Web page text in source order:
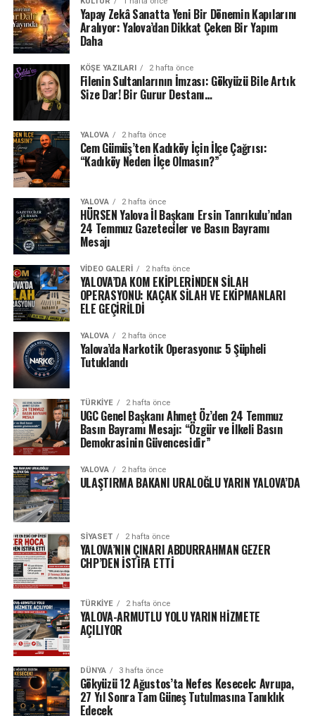
Yapay Zekâ Sanatta Yeni Bir Dönemin Kapılarını
Aralıyor: Yalova’dan Dikkat Çeken Bir Yapım
Daha
KÖŞE YAZILARI 2 hafta önce
Filenin Sultanlarının İmzası: Gökyüzü Bile Artık
Size Dar! Bir Gurur Destanı…
YALOVA 2 hafta önce
Cem Gümüş’ten Kadıköy İçin İlçe Çağrısı:
“Kadıköy Neden İlçe Olmasın?”
YALOVA 2 hafta önce
HÜRSEN Yalova İl Başkanı Ersin Tanrıkulu’ndan
24 Temmuz Gazeteciler ve Basın Bayramı
Mesajı
VIDEO GALERI 2 hafta önce
YALOVA’DA KOM EKİPLERİNDEN SİLAH
OPERASYONU: KAÇAK SİLAH VE EKİPMANLARI
ELE GEÇİRİLDİ
YALOVA 2 hafta önce
Yalova’da Narkotik Operasyonu: 5 Şüpheli
Tutuklandı
TÜRKIYE 2 hafta önce
UGC Genel Başkanı Ahmet Öz’den 24 Temmuz
Basın Bayramı Mesajı: “Özgür ve İlkeli Basın
Demokrasinin Güvencesidir”
YALOVA 2 hafta önce
ULAŞTIRMA BAKANI URALOĞLU YARIN YALOVA’DA
SIYASET 2 hafta önce
YALOVA’NIN ÇINARI ABDURRAHMAN GEZER
CHP’DEN İSTİFA ETTİ
TÜRKIYE 2 hafta önce
YALOVA-ARMUTLU YOLU YARIN HİZMETE
AÇILIYOR
DÜNYA 3 hafta önce
Gökyüzü 12 Ağustos’ta Nefes Kesecek: Avrupa,
27 Yıl Sonra Tam Güneş Tutulmasına Tanıklık
Edecek